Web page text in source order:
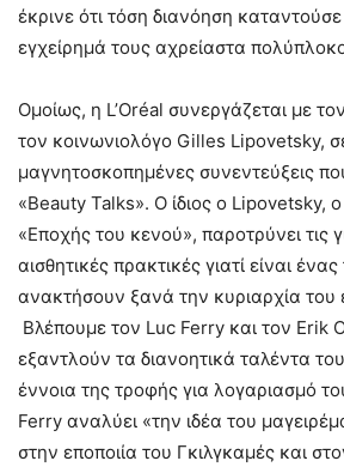
έκρινε ότι τόση διανόηση
εγχείρημά τους αχρείαστα
Ομοίως, η L’Oréal συνεργάζεται με
τον κοινωνιολόγο Gilles Lipovetsky,
μαγνητοσκοπημένες συνεντεύξεις
«Beauty Talks». Ο ίδιος ο Lipovetsky,
«Εποχής του κενού», παροτρύνει τις
αισθητικές πρακτικές γιατί είναι
ανακτήσουν ξανά την κυριαρχία του
Βλέπουμε τον Luc Ferry και τον Erik
εξαντλούν τα διανοητικά ταλέντα
έννοια της τροφής για λογαριασμό
Ferry αναλύει «την ιδέα του
στην εποποιία του Γκιλγκαμές και